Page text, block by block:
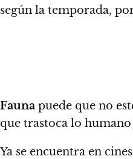
según la temporada,
Fauna puede que no
que trastoca lo humano
Ya se encuentra en